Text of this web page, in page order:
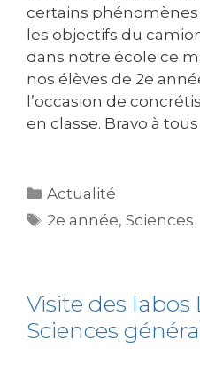
certains
les objectifs du
dans notre école ce
nos élèves de 2e
l’occasion de
en classe. Bravo à tous
Actualité
2e année,Sciences
Visite des labos
Sciences